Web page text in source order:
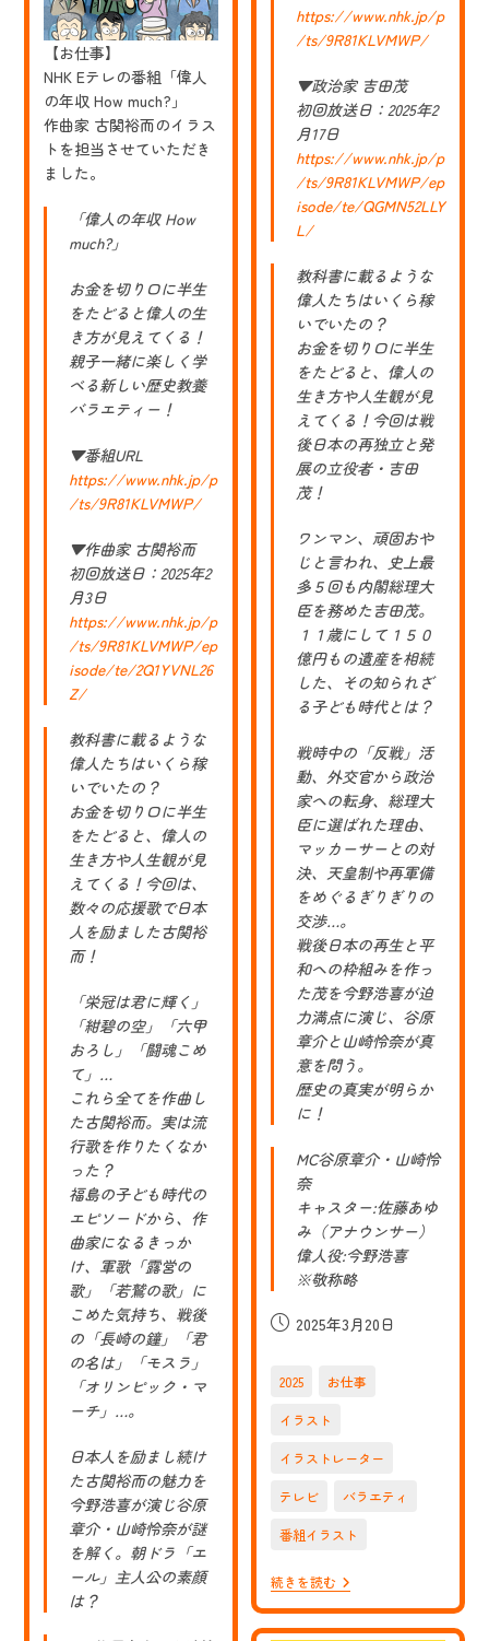
い
た
だ
き
ま
し
た
https://www.nhk.jp/p
/ts/9R81KLVMWP/
▼政治家 吉田茂
初回放送日：2025年2
月17日
https://www.nhk.jp/p
/ts/9R81KLVMWP/ep
isode/te/QGMN52LLY
L/
教科書に載るような
偉人たちはいくら稼
いでいたの？
お金を切り口に半生
をたどると、偉人の
生き方や人生観が見
えてくる！今回は戦
後日本の再独立と発
展の立役者・吉田
茂！
ワンマン、頑固おや
じと言われ、史上最
多５回も内閣総理大
臣を務めた吉田茂。
１１歳にして１５０
億円もの遺産を相続
した、その知られざ
る子ども時代とは？
戦時中の「反戦」活
動、外交官から政治
家への転身、総理大
臣に選ばれた理由、
マッカーサーとの対
決、天皇制や再軍備
をめぐるぎりぎりの
交渉…。
戦後日本の再生と平
和への枠組みを作っ
た茂を今野浩喜が迫
力満点に演じ、谷原
章介と山崎怜奈が真
意を問う。
歴史の真実が明らか
に！
MC谷原章介・山崎怜
奈
キャスター:佐藤あゆ
み（アナウンサー）
偉人役:今野浩喜
※敬称略
投
開
日:
2025年3月20日
2025 お仕事
イラスト
イラストレーター
テレビ バラエティ
番組イラスト
続きを読む【お
仕
事】
NHK
【お仕事】
NHK Eテレの番組「偉人
の年収 How much?」
作曲家 古関裕而のイラス
トを担当させていただき
ました。
「偉人の年収 How
much?」
お金を切り口に半生
をたどると偉人の生
き方が見えてくる！
親子一緒に楽しく学
べる新しい歴史教養
バラエティー！
▼番組URL
https://www.nhk.jp/p
/ts/9R81KLVMWP/
▼作曲家 古関裕而
初回放送日：2025年2
月3日
https://www.nhk.jp/p
/ts/9R81KLVMWP/ep
isode/te/2Q1YVNL26
Z/
教科書に載るような
偉人たちはいくら稼
いでいたの？
お金を切り口に半生
をたどると、偉人の
生き方や人生観が見
えてくる！今回は、
数々の応援歌で日本
人を励ました古関裕
而！
「栄冠は君に輝く」
「紺碧の空」「六甲
おろし」「闘魂こめ
て」…
これら全てを作曲し
た古関裕而。実は流
行歌を作りたくなか
った？
福島の子ども時代の
エピソードから、作
曲家になるきっか
け、軍歌「露営の
歌」「若鷲の歌」に
こめた気持ち、戦後
の「長崎の鐘」「君
の名は」「モスラ」
「オリンピック・マ
ーチ」…。
日本人を励まし続け
た古関裕而の魅力を
今野浩喜が演じ谷原
章介・山崎怜奈が謎
を解く。朝ドラ「エ
ール」主人公の素顔
は？